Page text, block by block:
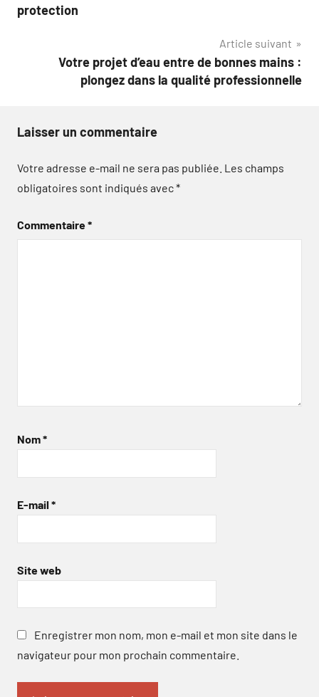
protection
Article suivant
Votre projet d’eau entre de bonnes mains :
plongez dans la qualité professionnelle
Laisser un commentaire
Votre adresse e-mail ne sera pas publiée. Les champs
obligatoires sont indiqués avec*
Commentaire*
Nom*
E-mail *
Site web
Enregistrer mon nom, mon e-mail et mon site dans le
navigateur pour mon prochain commentaire.